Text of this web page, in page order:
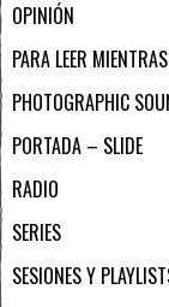
OPINIÓN
PARA LEER
PHOTOGRAPHIC
PORTADA – SLIDE
RADIO
SERIES
SESIONES Y